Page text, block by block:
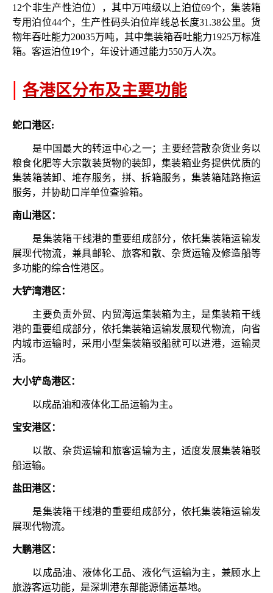
12个非生产性泊位），其中万吨级以上泊位69个，集装箱
专用泊位44个，生产性码头泊位岸线总长度31.38公里。货
物年吞吐能力20035万吨，其中集装箱吞吐能力1925万标准
箱。客运泊位19个，年设计通过能力550万人次。
| 各港区分布及主要功能
蛇口港区:
是中国最大的转运中心之一；主要经营散杂货业务以
粮食化肥等大宗散装货物的装卸，集装箱业务提供优质的
集装箱装卸、堆存服务，拼、拆箱服务，集装箱陆路拖运
服务，并协助口岸单位查验箱。
南山港区：
是集装箱干线港的重要组成部分，依托集装箱运输发
展现代物流，兼具邮轮、旅客和散、杂货运输及修造船等
多功能的综合性港区。
大铲湾港区：
主要负责外贸、内贸海运集装箱为主，是集装箱干线
港的重要组成部分，依托集装箱运输发展现代物流，向省
内城市运输时，采用小型集装箱驳船就可以进港，运输灵
活。
大小铲岛港区：
以成品油和液体化工品运输为主。
宝安港区：
以散、杂货运输和旅客运输为主，适度发展集装箱驳
船运输。
盐田港区：
是集装箱干线港的重要组成部分，依托集装箱运输发
展现代物流。
大鹏港区：
以成品油、液体化工品、液化气运输为主，兼顾水上
旅游客运功能，是深圳港东部能源储运基地。